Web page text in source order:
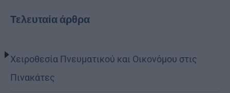
Τελευταία άρθρα
Χειροθεσία Πνευματικού και Οικονόμου στις
Πινακάτες